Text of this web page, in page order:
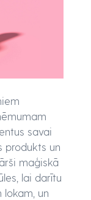
savai
produkts un
maģiskā
lai darītu
lokam, un